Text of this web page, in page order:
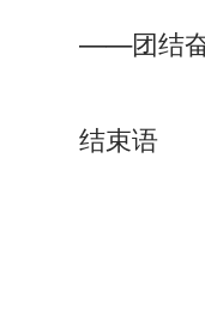
——团结奋
结束语